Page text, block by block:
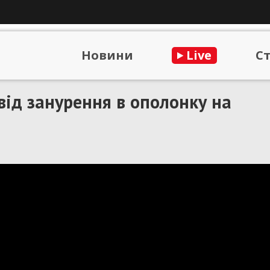
Новини Live
занурення в ополонку на